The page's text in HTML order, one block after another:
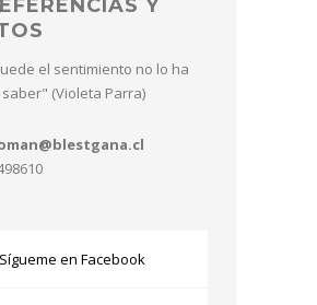
Y
el sentimiento no lo ha
(Violeta Parra)
Sígueme en Facebook